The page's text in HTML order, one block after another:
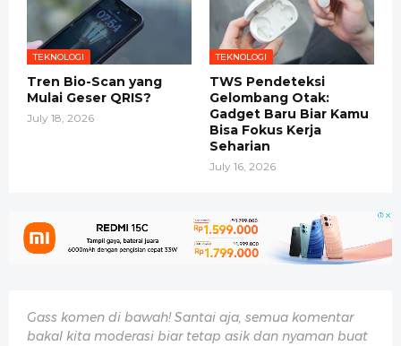
TEKNOLOGI
Tren Bio-Scan yang
Mulai Geser QRIS?
July 18, 2026
TEKNOLOGI
TWS Pendeteksi
Gelombang Otak:
Gadget Baru Biar Kamu
Bisa Fokus Kerja
Seharian
July 16, 2026
Gass komen di bawah! Santai aja, semua komentar
bakal kita moderasi biar tetap asik dan nyaman buat